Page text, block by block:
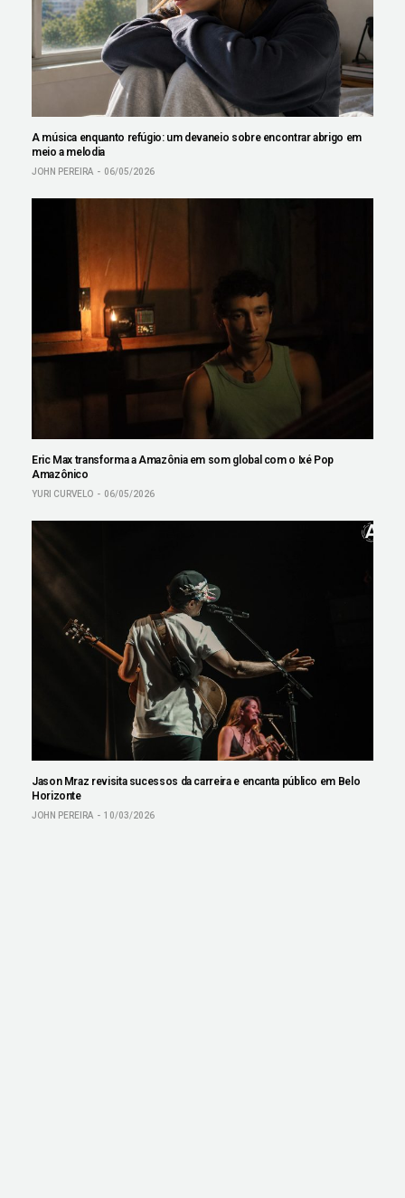
A música enquanto refúgio: um devaneio sobre encontrar abrigo em
meio a melodia
JOHN PEREIRA 06/05/2026
Eric Max transforma a Amazônia em som global com o Ixé Pop
Amazônico
YURI CURVELO 06/05/2026
Jason Mraz revisita sucessos da carreira e encanta público em Belo
Horizonte
JOHN PEREIRA 10/03/2026